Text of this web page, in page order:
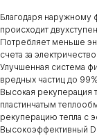
Благодаря наружному
происходит
Потребляет меньше
счета за
Улучшенная система
вредных частиц до
Высокая рекуперация
пластинчатым
рекуперацию тепла с
Высокоэффективный